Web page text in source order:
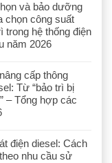
và bảo dưỡng
chọn công suất
trong hệ thống điện
năm 2026
cấp thông
Từ “bảo trì bị
– Tổng hợp các
điện diesel: Cách
nhu cầu sử